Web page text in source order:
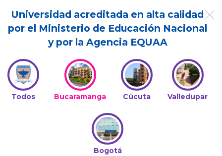
Universidad acreditada en alta calidad
por el Ministerio de Educación Nacional
y por la Agencia EQUAA
Todos Bucaramanga Cúcuta Valledupar
Bogotá